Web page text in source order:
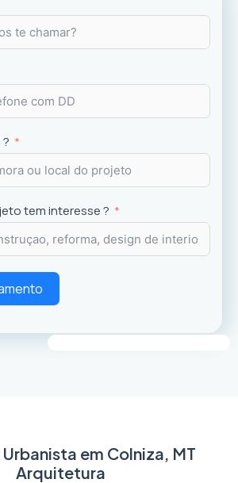
dos usuários.
tem interesse ?
em Colniza, MT
Arquitetura